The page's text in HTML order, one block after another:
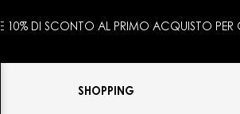
E 10% DI SCONTO AL PRIMO ACQUISTO PER
SHOPPING